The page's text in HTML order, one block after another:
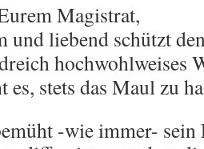
Magistrat,
und liebend schützt
hochwohlweises
es, stets das Maul zu
-wie immer-